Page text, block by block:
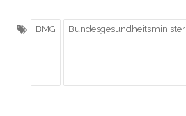
BMG Bundesgesundheitsminister